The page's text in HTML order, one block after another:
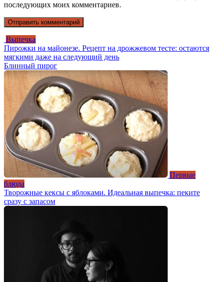
последующих моих комментариев.
Выпечка
Пирожки на майонезе. Рецепт на дрожжевом тесте: остаются
мягкими даже на следующий день
Блинный пирог
Первые
блюда
Творожные кексы с яблоками. Идеальная выпечка: пеките
сразу с запасом